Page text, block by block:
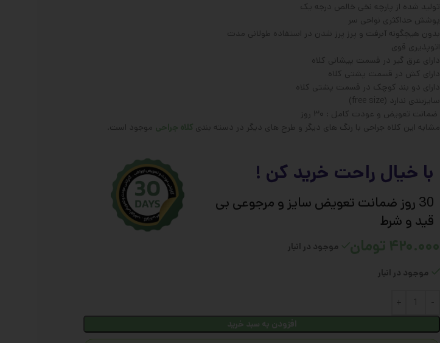
تولید شده از پارچه نخی خالص درجه یک
پوشش حداکثری نواحی سر
بدون هیچگونه آبرفت و پرز پرز شدن در استفاده طولانی مدت
اتوپذیری قوی
دارای عرق گیر در قسمت پیشانی کلاه
دارای کش در قسمت پشتی کلاه
دارای دو بند کوچک در قسمت پشتی کلاه
سایزبندی ندارد (free size)
ضمانت تعویض و عودت کامل : ۳۰ روز
مشابه این کلاه جراحی با رنگ های دیگر و طرح های دیگر در دسته بندی
موجود است.
با خیال راحت خرید کن !
30 روز ضمانت تعویض سایز و مرجوعی بی
قید و شرط
موجود در انبار
موجود در انبار
افزودن به سبد خرید